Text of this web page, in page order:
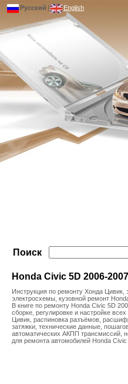
Русский | English
Поиск
Honda Civic 5D 2006-2007
Инструкция по ремонту Хонда Цивик,
электросхемы, кузовной ремонт
В книге по ремонту Honda Civic 5D
сборке, регулировке и настройке
Цивик, распиновка разъёмов,
затяжки, технические данные,
автоматических АКПП трансмиссий,
для ремонта автомобилей Honda Civic